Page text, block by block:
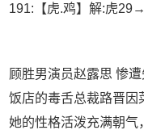
191:【虎.鸡】解:虎
顾胜男演员赵露思 惨
饭店的毒舌总裁路晋因
她的性格活泼充满朝气